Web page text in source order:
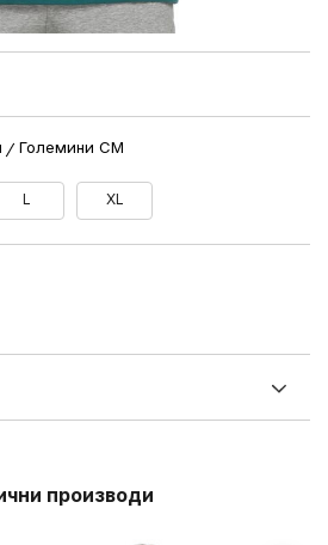
Големини CM
L XL
производи